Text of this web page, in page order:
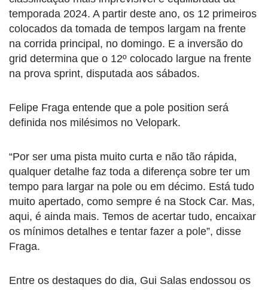
temporada 2024. A partir deste ano, os 12 primeiros
colocados da tomada de tempos largam na frente
na corrida principal, no domingo. E a inversão do
grid determina que o 12º colocado largue na frente
na prova sprint, disputada aos sábados.
Felipe Fraga entende que a pole position será
definida nos milésimos no Velopark.
“Por ser uma pista muito curta e não tão rápida,
qualquer detalhe faz toda a diferença sobre ter um
tempo para largar na pole ou em décimo. Está tudo
muito apertado, como sempre é na Stock Car. Mas,
aqui, é ainda mais. Temos de acertar tudo, encaixar
os mínimos detalhes e tentar fazer a pole”, disse
Fraga.
Entre os destaques do dia, Gui Salas endossou os